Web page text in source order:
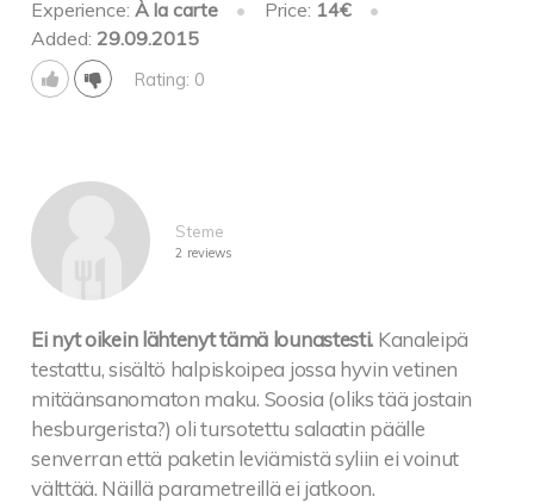
Experience:À la carte • Price: 14€
•
Added: 29.09.2015
Rating: 0
Steme
2 reviews
Ei nyt oikein lähtenyt tämä lounastesti. Kanaleipä
testattu, sisältö halpiskoipea jossa hyvin vetinen
mitäänsanomaton maku. Soosia (oliks tää jostain
hesburgerista?) oli tursotettu salaatin päälle
senverran että paketin leviämistä syliin ei voinut
välttää. Näillä parametreillä ei jatkoon.